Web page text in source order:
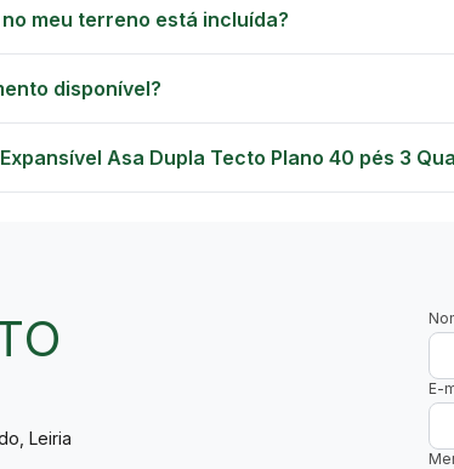
meu terreno está incluída?
disponível?
Asa Dupla Tecto Plano 40 pés 3
Leiria
E-